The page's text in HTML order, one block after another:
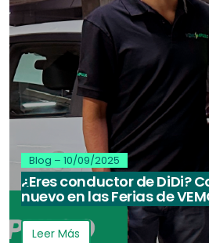
Blog – 10/09/2025
¿Eres conductor de DiDi?
nuevo en las Ferias de
Leer Más